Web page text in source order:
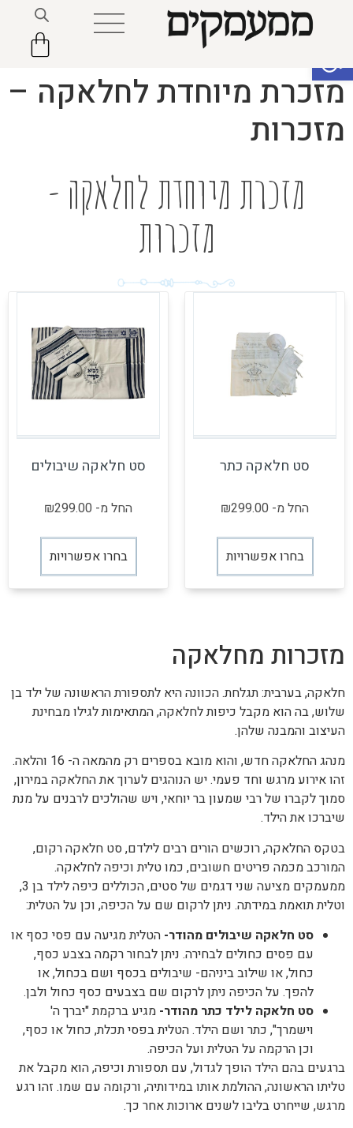
פתח סרגל נגישות
מזכרת מיוחדת לחלאקה –
מזכרות
מזכרת מיוחדת לחלאקה -
מזכרות
סט חלאקה כתר
החל מ- ₪299.00
בחרו אפשרויות
סט חלאקה שיבולים
החל מ- ₪299.00
בחרו אפשרויות
מזכרות מחלאקה
חלאקה, בערבית: תגלחת. הכוונה היא לתספורת הראשונה של ילד בן
שלוש, בה הוא מקבל כיפות לחלאקה, המתאימות לגילו מבחינת
העיצוב והמבנה שלהן.
מנהג החלאקה חדש, והוא מובא בספרים רק מהמאה ה- 16 והלאה.
זהו אירוע מרגש וחד פעמי. יש הנוהגים לערוך את החלאקה במירון,
סמוך לקברו של רבי שמעון בר יוחאי, ויש שהולכים לרבנים על מנת
שיברכו את הילד.
בטקס החלאקה, רוכשים הורים רבים לילדם, סט חלאקה רקום,
המורכב מכמה פריטים חשובים, כמו טלית וכיפה לחלאקה.
ממעמקים מציעה שני דגמים של סטים, הכוללים כיפה לילד בן 3,
וטלית תואמת במידתה. ניתן לרקום שם על הכיפה, וכן על הטלית:
סט חלאקה שיבולים מהודר- הטלית מגיעה עם פסי כסף או
עם פסים כחולים לבחירה. ניתן לבחור רקמה בצבע כסף,
כחול, או שילוב ביניהם- שיבולים בכסף ושם בכחול, או
להפך. על הכיפה ניתן לרקום שם בצבעים כסף כחול ולבן.
סט חלאקה לילד כתר מהודר- מגיע ברקמת "יברך ה'
וישמרך", כתר ושם הילד. הטלית בפסי תכלת, כחול או כסף,
וכן הרקמה על הטלית ועל הכיפה.
ברגעים בהם הילד הופך לגדול, עם תספורת וכיפה, הוא מקבל את
טליתו הראשונה, ההולמת אותו במידותיה, ורקומה עם שמו. זהו רגע
מרגש, שייחרט בליבו לשנים ארוכות אחר כך.